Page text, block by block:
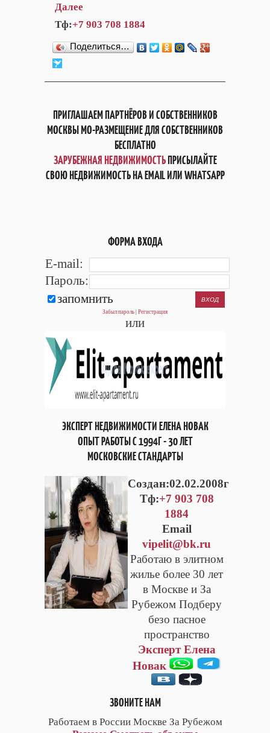
Далее
Тф:+7 903 708 1884
Поделиться…
ПРИГЛАШАЕМ ПАРТНЁРОВ И СОБСТВЕННИКОВ
МОСКВЫ МО-РАЗМЕЩЕНИЕ ДЛЯ СОБСТВЕННИКОВ
БЕСПЛАТНО
ЗАРУБЕЖНАЯ НЕДВИЖИМОСТЬПРИСЫЛАЙТЕ
СВОЮ НЕДВИЖИМОСТЬ НА EMAIL ИЛИ WHATSAPP
ФОРМА ВХОДА
E-mail:
Пароль:
запомнить
Забыл пароль Регистрация
или
ЭКСПЕРТ НЕДВИЖИМОСТИ ЕЛЕНА НОВАК
ОПЫТ РАБОТЫ С 1994Г - 30 ЛЕТ
МОСКОВСКИЕ СТАНДАРТЫ
Cоздан:02.02.2008г
Тф:+7 903 708
1884
Email
vipelit@bk.ru
Работаю в элитном
жилье более 30 лет
в Москве и За
Рубежом Подберу
безо пасное
пространство
Эксперт Елена
Новак
ЗВОНИТЕ НАМ
Работаем в России Москве За Рубежом